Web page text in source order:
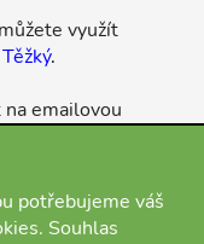
využít
Těžký.
emailovou
potřebujeme váš
Souhlas